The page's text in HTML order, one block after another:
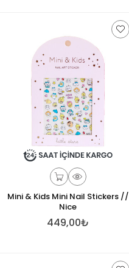
Mini & Kids Mini Nail Stickers //
Nice
449,00₺